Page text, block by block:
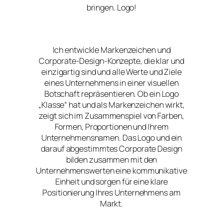
bringen. Logo!
Ich entwickle Markenzeichen und
Corporate-Design-Konzepte, die klar und
einzigartig sind und alle Werte und Ziele
eines Unternehmens in einer visuellen
Botschaft repräsentieren. Ob ein Logo
„Klasse“ hat und als Markenzeichen wirkt,
zeigt sich im Zusammenspiel von Farben,
Formen, Proportionen und Ihrem
Unternehmensnamen. Das Logo und ein
darauf abgestimmtes Corporate Design
bilden zusammen mit den
Unternehmenswerten eine kommunikative
Einheit und sorgen für eine klare
Positionierung Ihres Unternehmens am
Markt.